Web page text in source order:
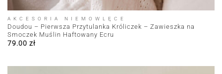
AKCESORIA NIEMOWLĘCE
Doudou – Pierwsza Przytulanka Króliczek – Zawieszka na
Smoczek Muślin Haftowany Ecru
79.00 zł